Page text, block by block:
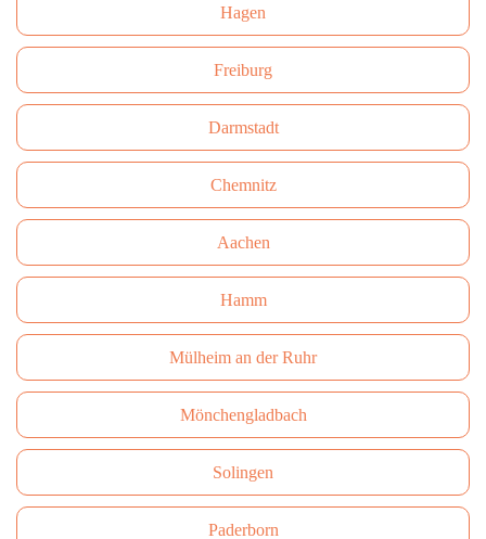
Hagen
Freiburg
Darmstadt
Сhemnitz
Aachen
Hamm
Mülheim an der Ruhr
Mönchengladbach
Solingen
Paderborn